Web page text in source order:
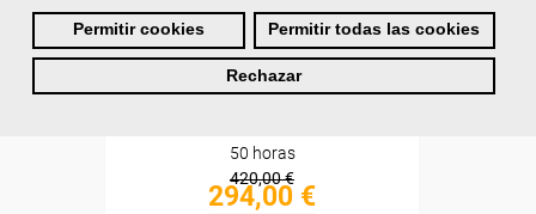
Permitir cookies Permitir todas las cookies
Rechazar
Pack My Ardor English - 1
nivel
50 horas
420,00 €
294,00 €